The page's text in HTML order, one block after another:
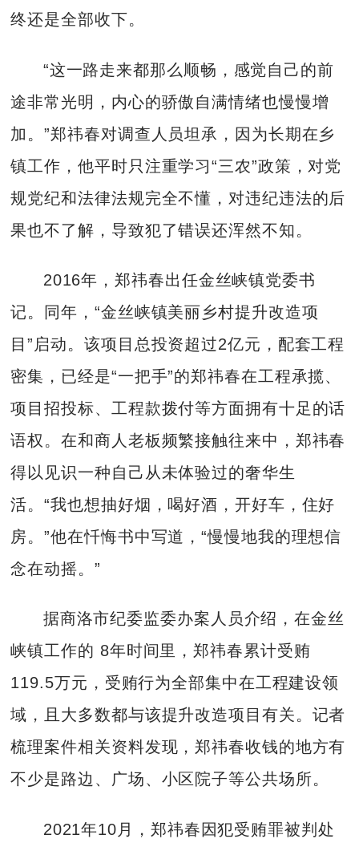
终还是全部收下。
“这一路走来都那么顺畅，感觉自己的前
途非常光明，内心的骄傲自满情绪也慢慢增
加。”郑祎春对调查人员坦承，因为长期在乡
镇工作，他平时只注重学习“三农”政策，对党
规党纪和法律法规完全不懂，对违纪违法的后
果也不了解，导致犯了错误还浑然不知。
2016年，郑祎春出任金丝峡镇党委书
记。同年，“金丝峡镇美丽乡村提升改造项
目”启动。该项目总投资超过2亿元，配套工程
密集，已经是“一把手”的郑祎春在工程承揽、
项目招投标、工程款拨付等方面拥有十足的话
语权。在和商人老板频繁接触往来中，郑祎春
得以见识一种自己从未体验过的奢华生
活。“我也想抽好烟，喝好酒，开好车，住好
房。”他在忏悔书中写道，“慢慢地我的理想信
念在动摇。”
据商洛市纪委监委办案人员介绍，在金丝
峡镇工作的 8年时间里，郑祎春累计受贿
119.5万元，受贿行为全部集中在工程建设领
域，且大多数都与该提升改造项目有关。记者
梳理案件相关资料发现，郑祎春收钱的地方有
不少是路边、广场、小区院子等公共场所。
2021年10月，郑祎春因犯受贿罪被判处